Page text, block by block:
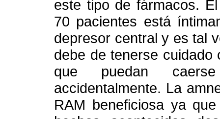
este tipo de fármacos.
70 pacientes está
depresor central y es tal
debe de tenerse
que puedan
accidentalmente. La
RAM beneficiosa ya